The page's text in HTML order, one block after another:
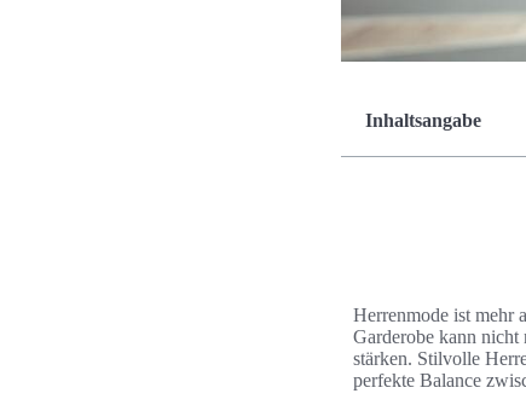
Inhaltsangabe
Herrenmode ist mehr
Garderobe kann nicht
stärken. Stilvolle
perfekte Balance